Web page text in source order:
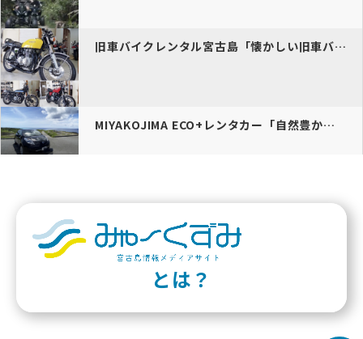
旧車バイクレンタル宮古島「懐かしい旧車バイクで素敵なドライブを。」
MIYAKOJIMA ECO+レンタカー「自然豊かな宮古島を守り、E…
とは？